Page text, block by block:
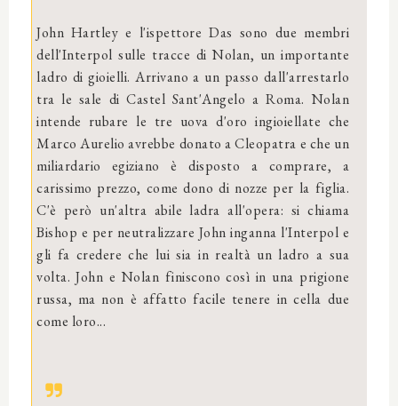
John Hartley e l'ispettore Das sono due membri
dell'Interpol sulle tracce di Nolan, un importante
ladro di gioielli. Arrivano a un passo dall'arrestarlo
tra le sale di Castel Sant'Angelo a Roma. Nolan
intende rubare le tre uova d'oro ingioiellate che
Marco Aurelio avrebbe donato a Cleopatra e che un
miliardario egiziano è disposto a comprare, a
carissimo prezzo, come dono di nozze per la figlia.
C'è però un'altra abile ladra all'opera: si chiama
Bishop e per neutralizzare John inganna l'Interpol e
gli fa credere che lui sia in realtà un ladro a sua
volta. John e Nolan finiscono così in una prigione
russa, ma non è affatto facile tenere in cella due
come loro...